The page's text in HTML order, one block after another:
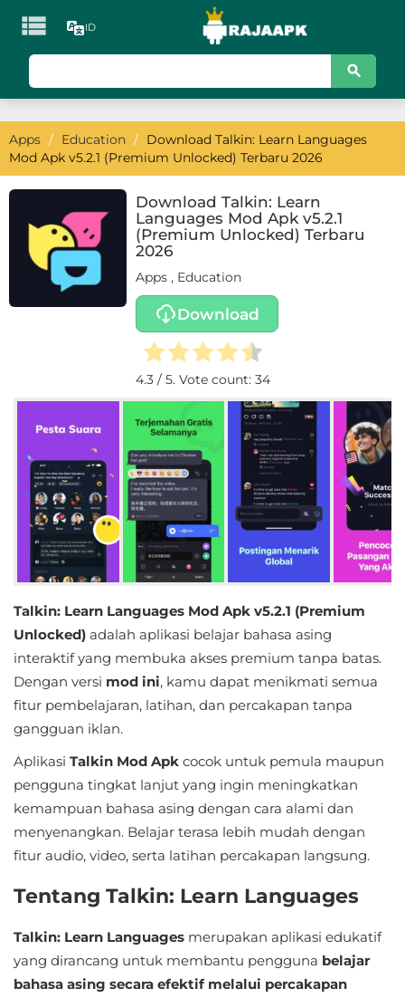
 ID
Games
Action
Arcade
Board
Card
Educational
First
Person
Horror
Hypercasual
Music
Puzzle
Racing
Role
Playing
Sandbox
Shooting
Simulation
Sports
Standalone
Apps / Education / Download Talkin: Learn Languages
Mod Apk v5.2.1 (Premium Unlocked) Terbaru 2026
Download Talkin: Learn
Languages Mod Apk v5.2.1
(Premium Unlocked) Terbaru
2026
Apps , Education
Download
4.3/ 5. Vote count: 34
Talkin: Learn Languages Mod Apk v5.2.1 (Premium
Unlocked) adalah aplikasi belajar bahasa asing
interaktif yang membuka akses premium tanpa batas.
Dengan versi mod ini, kamu dapat menikmati semua
fitur pembelajaran, latihan, dan percakapan tanpa
gangguan iklan.
Aplikasi Talkin Mod Apk cocok untuk pemula maupun
pengguna tingkat lanjut yang ingin meningkatkan
kemampuan bahasa asing dengan cara alami dan
menyenangkan. Belajar terasa lebih mudah dengan
fitur audio, video, serta latihan percakapan langsung.
Tentang Talkin: Learn Languages
Talkin: Learn Languages merupakan aplikasi edukatif
yang dirancang untuk membantu pengguna belajar
bahasa asing secara efektif melalui percakapan